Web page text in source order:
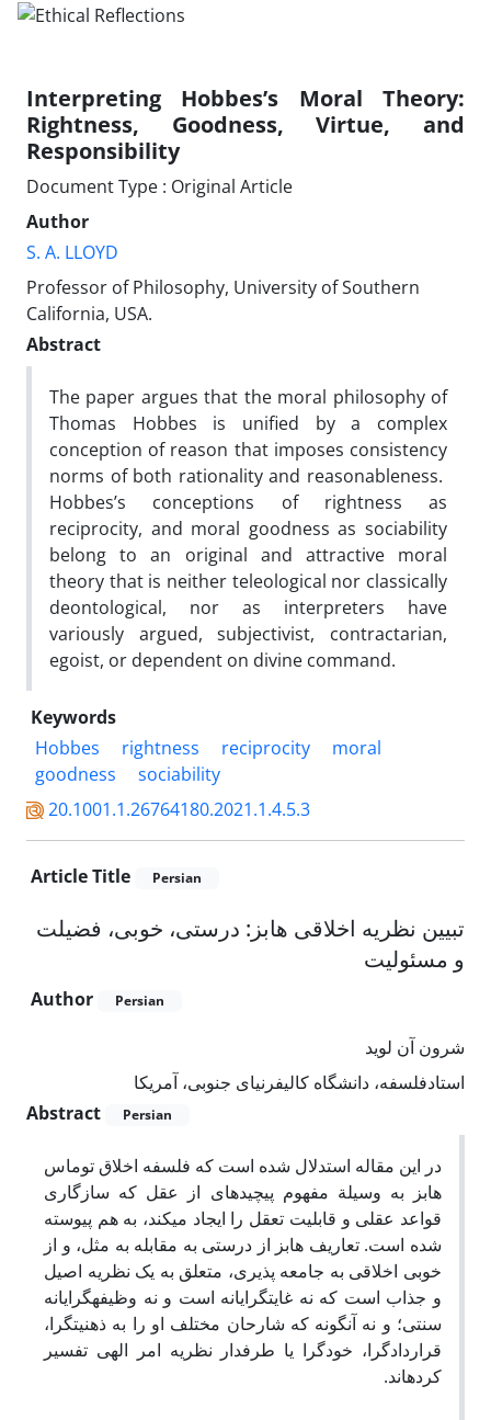
Interpreting Hobbes’s Moral Theory:
Rightness, Goodness, Virtue, and
Responsibility
Document Type : Original Article
Author
S. A. LLOYD
Professor of Philosophy, University of Southern
California, USA.
Abstract
The paper argues that the moral philosophy of
Thomas Hobbes is unified by a complex
conception of reason that imposes consistency
norms of both rationality and reasonableness.
Hobbes’s conceptions of rightness as
reciprocity, and moral goodness as sociability
belong to an original and attractive moral
theory that is neither teleological nor classically
deontological, nor as interpreters have
variously argued, subjectivist, contractarian,
egoist, or dependent on divine command.
Keywords
Hobbes
rightness reciprocity
moral
goodness
sociability
20.1001.1.26764180.2021.1.4.5.3
Article Title Persian
تبیین نظریه اخلاقی هابز: درستی، خوبی، فضیلت
و مسئولیت
Author Persian
شرون آن لوید
استادفلسفه، دانشگاه کالیفرنیای جنوبی، آمریکا
Abstract
Persian
در این مقاله استدلال شده است که فلسفه اخلاق توماس
هابز به وسیلة مفهوم پیچیده­ای از عقل که سازگاری
قواعد عقلی و قابلیت تعقل را ایجاد می­کند، به هم پیوسته
شده است. تعاریف هابز از درستی به مقابله به مثل، و از
خوبی اخلاقی به جامعه پذیری، متعلق به یک نظریه اصیل
و جذاب است که نه غایت­گرایانه است و نه وظیفه­گرایانه
سنتی؛ و نه آنگونه که شارحان مختلف او را به ذهنیت­گرا،
قراردادگرا، خودگرا یا طرفدار نظریه امر الهی تفسیر
کرده­اند.